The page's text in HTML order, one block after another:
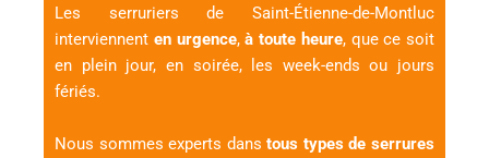
Les serruriers de Saint-Étienne-de-Montluc
interviennent en urgence,à toute heure, que ce soit
en plein jour, en soirée, les week-ends ou jours
fériés.
Nous sommes experts danstous types de serrures